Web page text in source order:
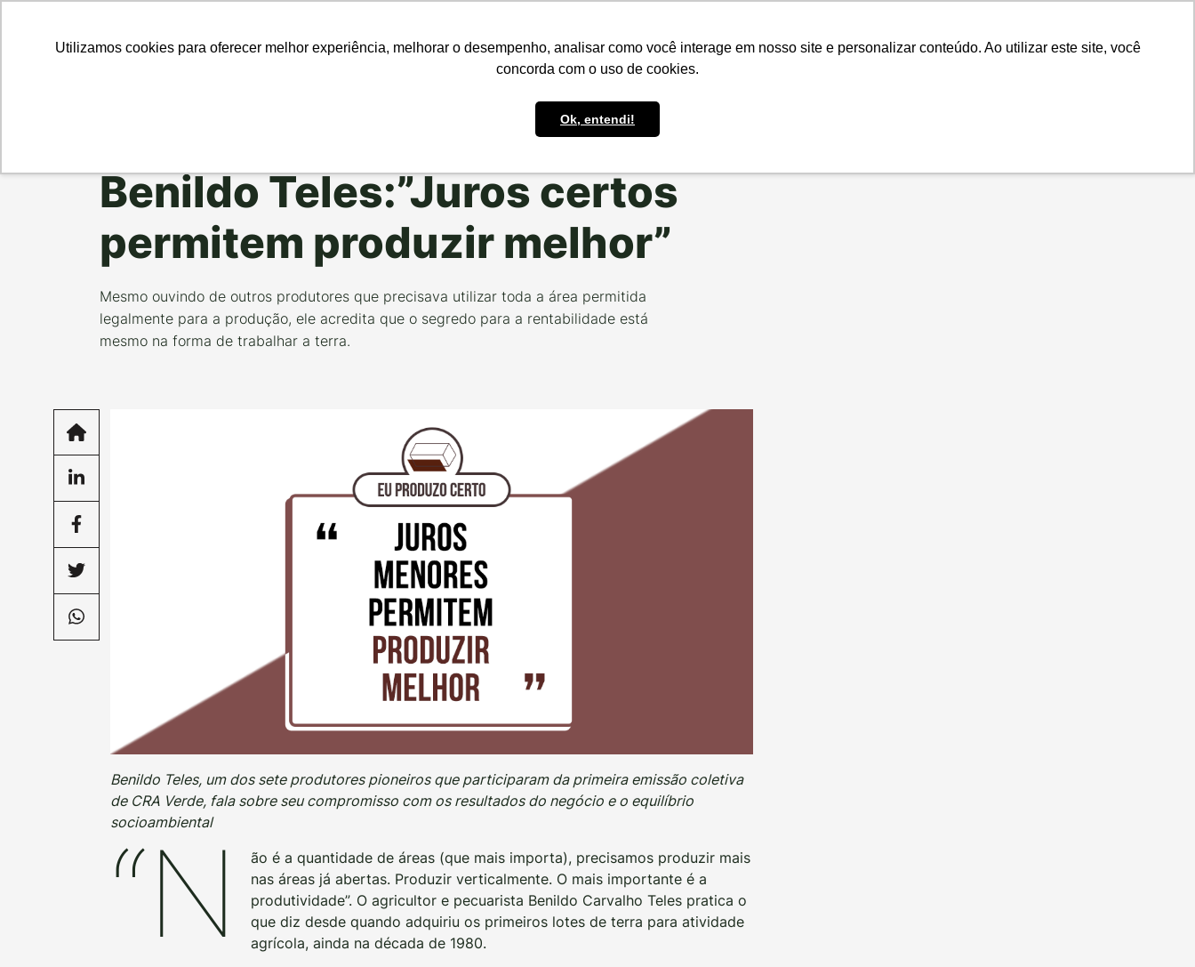
Utilizamos cookies para oferecer melhor experiência, melhorar o desempenho, analisar como você interage em nosso site e personalizar conteúdo. Ao utilizar este site, você
concorda com o uso de cookies.
Ok, entendi!
Benildo Teles:”Juros certos
permitem produzir melhor”
Mesmo ouvindo de outros produtores que precisava utilizar toda a área permitida
legalmente para a produção, ele acredita que o segredo para a rentabilidade está
mesmo na forma de trabalhar a terra.
Benildo Teles, um dos sete produtores pioneiros que participaram da primeira emissão coletiva
de CRA Verde, fala sobre seu compromisso com os resultados do negócio e o equilíbrio
socioambiental
“N
ão é a quantidade de áreas (que mais importa), precisamos produzir mais
nas áreas já abertas. Produzir verticalmente. O mais importante é a
produtividade”. O agricultor e pecuarista Benildo Carvalho Teles pratica o
que diz desde quando adquiriu os primeiros lotes de terra para atividade
agrícola, ainda na década de 1980.